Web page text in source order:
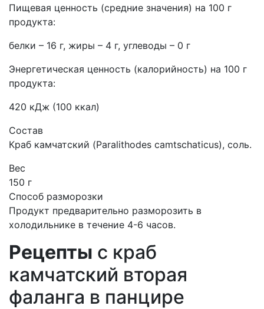
Пищевая ценность (средние значения) на 100 г
продукта:
белки – 16 г, жиры – 4 г, углеводы – 0 г
Энергетическая ценность (калорийность) на 100 г
продукта:
420 кДж (100 ккал)
Состав
Краб камчатский (Paralithodes camtschaticus), соль.
Вес
150 г
Способ разморозки
Продукт предварительно разморозить в
холодильнике в течение 4-6 часов.
Рецепты с краб
камчатский вторая
фаланга в панцире